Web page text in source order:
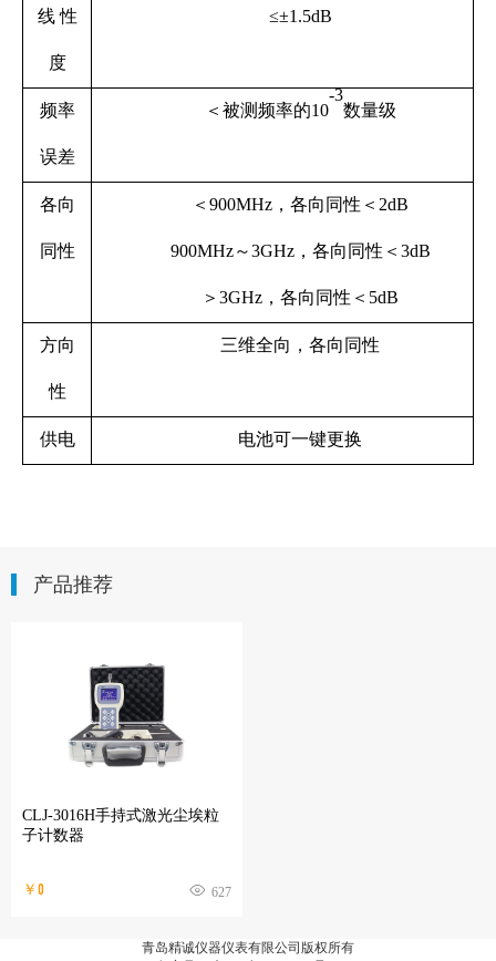
线 性
度
≤±1.5dB
频率
误差
＜被测频率的10
-3
数量级
各向
同性
＜900MHz，各向同性＜2dB
900MHz～3GHz，各向同性＜3dB
＞3GHz，各向同性＜5dB
方向
性
三维全向，各向同性
供电 电池可一键更换
产品推荐
CLJ-3016H手持式激光尘埃粒
子计数器
￥0 627
青岛精诚仪器仪表有限公司版权所有